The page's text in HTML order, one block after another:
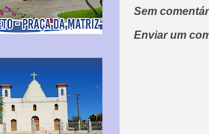
Sem
Enviar um